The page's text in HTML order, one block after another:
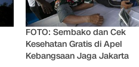
FOTO: Sembako dan Cek
Kesehatan Gratis di Apel
Kebangsaan Jaga Jakarta